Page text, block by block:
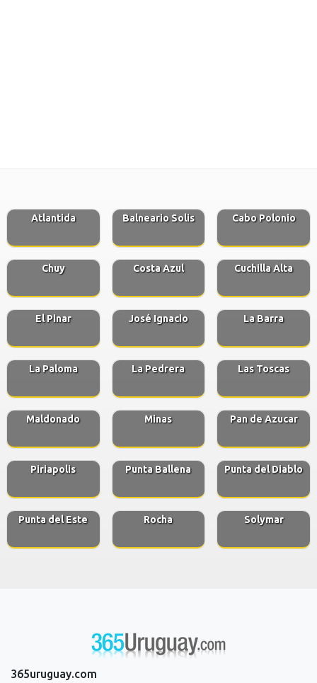
Atlantida Balneario Solis Cabo Polonio
Chuy Costa Azul Cuchilla Alta
El Pinar José Ignacio La Barra
La Paloma La Pedrera Las Toscas
Maldonado Minas Pan de Azucar
Piriapolis Punta Ballena Punta del Diablo
Punta del Este Rocha Solymar
365uruguay.com